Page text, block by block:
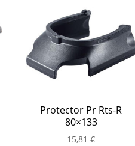
Protector Pr Rts-R
80×133
15,81€